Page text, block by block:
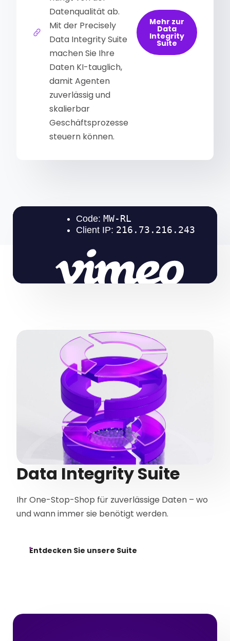
Datenqualität ab.
Mit der Precisely
Data Integrity Suite
machen Sie Ihre
Daten KI-tauglich,
damit Agenten
zuverlässig und
skalierbar
Geschäftsprozesse
steuern können.
Mehr zur
Data
Integrity
Suite
Data Integrity Suite
Ihr One-Stop-Shop für zuverlässige Daten – wo
und wann immer sie benötigt werden.
Entdecken Sie unsere Suite